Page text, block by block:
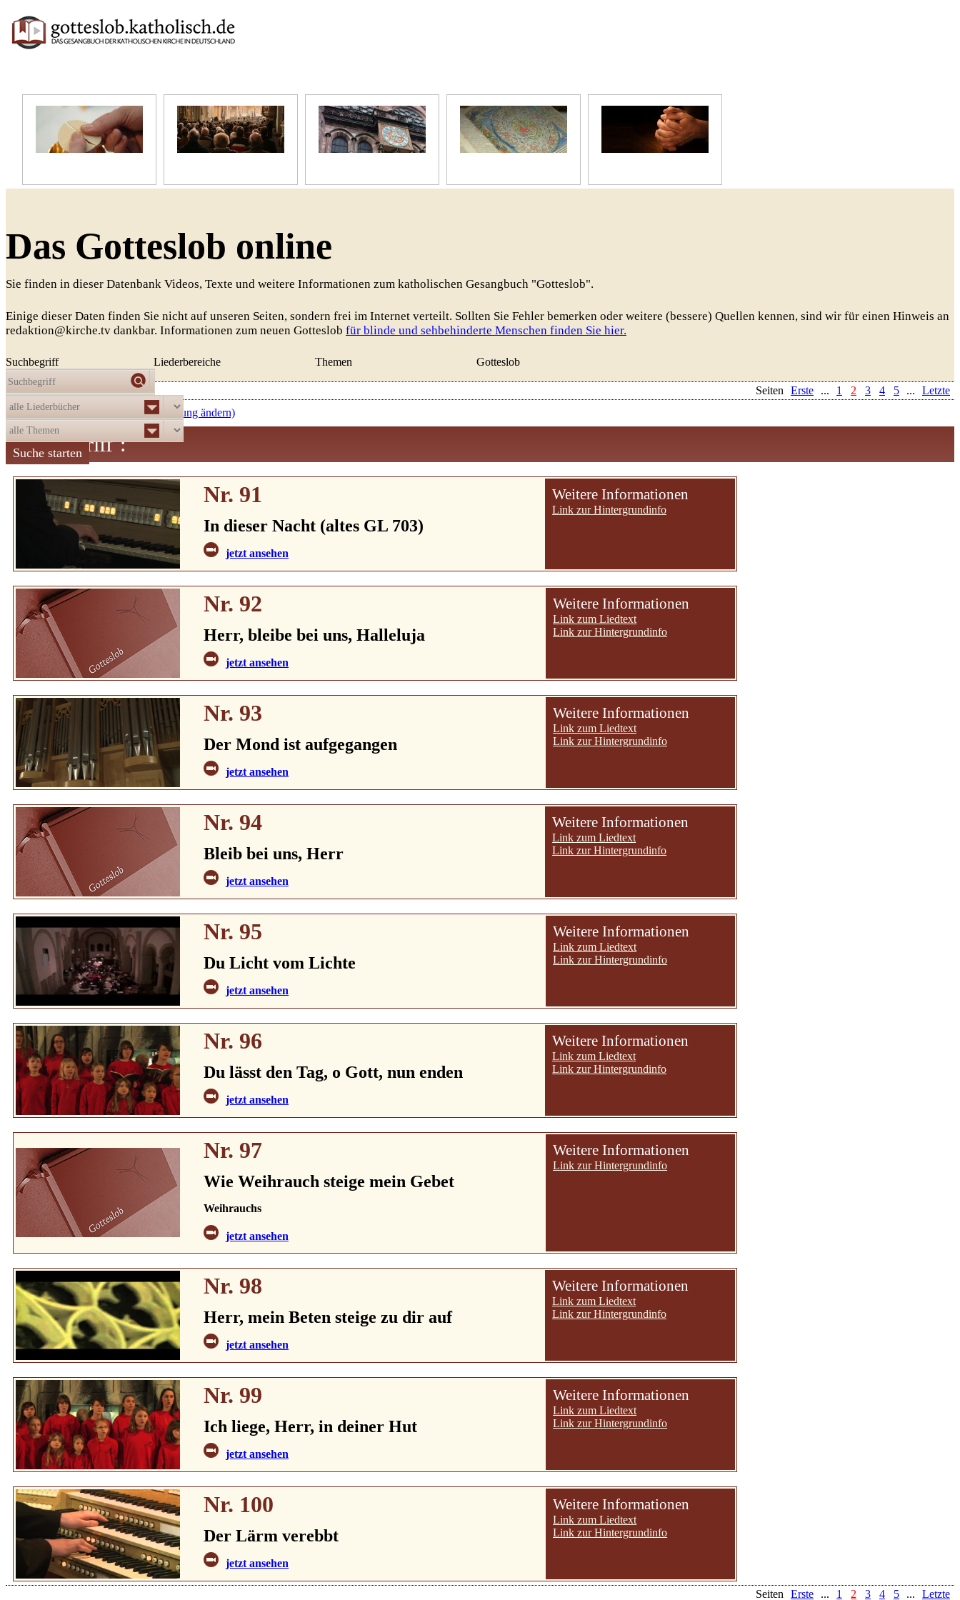
Das Gotteslob online
Sie finden in dieser Datenbank Videos, Texte und weitere Informationen zum katholischen Gesangbuch "Gotteslob".
Einige dieser Daten finden Sie nicht auf unseren Seiten, sondern frei im Internet verteilt. Sollten Sie Fehler bemerken oder weitere (bessere) Quellen kennen, sind wir für einen Hinweis an
redaktion@kirche.tv dankbar. Informationen zum neuen Gotteslob für blinde und sehbehinderte Menschen finden Sie hier.
Suchbegriff Liederbereiche Themen Gotteslob
Die Auswahlergab521Treffer: Seiten Erste ... 1 2 3 4 5 ...
Letzte
aufsteigend nach Nummer (Sortierung ändern)
Suchbegriff :
Nr. 91
In dieser Nacht (altes GL 703)
jetzt ansehen
Weitere Informationen
Link zur Hintergrundinfo
Nr. 92
Herr, bleibe bei uns, Halleluja
jetzt ansehen
Weitere Informationen
Link zum Liedtext
Link zur Hintergrundinfo
Nr. 93
Der Mond ist aufgegangen
jetzt ansehen
Weitere Informationen
Link zum Liedtext
Link zur Hintergrundinfo
Nr. 94
Bleib bei uns, Herr
jetzt ansehen
Weitere Informationen
Link zum Liedtext
Link zur Hintergrundinfo
Nr. 95
Du Licht vom Lichte
jetzt ansehen
Weitere Informationen
Link zum Liedtext
Link zur Hintergrundinfo
Nr. 96
Du lässt den Tag, o Gott, nun enden
jetzt ansehen
Weitere Informationen
Link zum Liedtext
Link zur Hintergrundinfo
Nr. 97
Wie Weihrauch steige mein Gebet
Weihrauchs
jetzt ansehen
Weitere Informationen
Link zur Hintergrundinfo
Nr. 98
Herr, mein Beten steige zu dir auf
jetzt ansehen
Weitere Informationen
Link zum Liedtext
Link zur Hintergrundinfo
Nr. 99
Ich liege, Herr, in deiner Hut
jetzt ansehen
Weitere Informationen
Link zum Liedtext
Link zur Hintergrundinfo
Nr. 100
Der Lärm verebbt
jetzt ansehen
Weitere Informationen
Link zum Liedtext
Link zur Hintergrundinfo
Seiten Erste ... 1 2 3 4 5 ... Letzte